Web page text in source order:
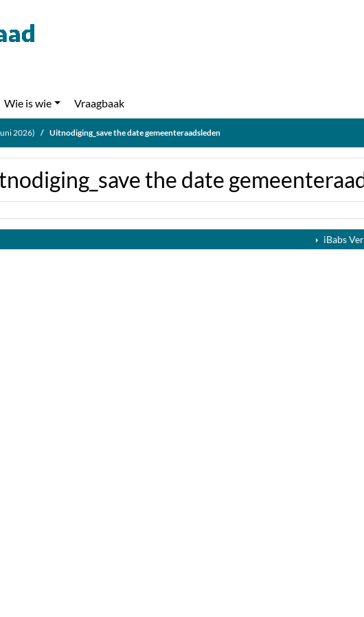
Wie is wie Vraagbaak
2026) Uitnodiging_save the date gemeenteraadsleden
the date
iBabs